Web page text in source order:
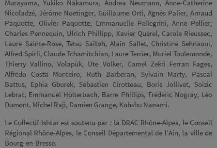
Murayama, Yukiko Nakamura, Andrea Neumann, Anne-Catherine
Nicoladzé, Jérôme Noetinger, Guillaume Orti, Agnès Palier, Arnaud
Paquotte, Olivier Paquotte, Emmanuelle Pellegrini, Anne Pellier,
Charles Pennequin, Ulrich Phillipp, Xavier Quérel, Carole Rieussec,
Laure Sainte-Rose, Tetsu Saïtoh, Alain Sallet, Christine Sehnaoui,
Alfred Spirli, Claude Tchamitchian, Laure Terrier, Muriel Toulemonde,
Thierry Vallino, Volapük, Ute Völker, Camel Zekri Ferran Fages,
Alfredo Costa Monteiro, Ruth Barberan, Sylvain Marty, Pascal
Battus, Ephia Gburek, Sébastien Cirotteau, Boris Jollivet, Soizic
Lebrat, Emmanuel Holterbach, Barre Phillips, Fréderic Nogray, Léo
Dumont, Michel Raji, Damien Grange, Kohshu Nanami.
Le Collectif Ishtar est soutenu par : la DRAC Rhône-Alpes, le Conseil
Régional Rhône-Alpes, le Conseil Départemental de l’Ain, la ville de
Bourg-en-Bresse.